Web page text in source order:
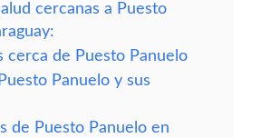
cercanas a Puesto
cerca de Puesto Panuelo
Panuelo y sus
de Puesto Panuelo en